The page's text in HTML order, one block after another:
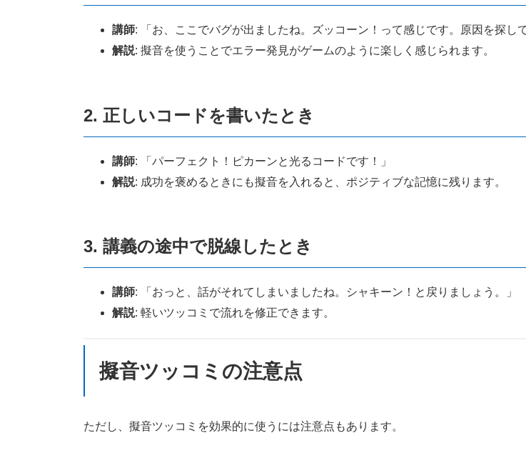
講師: 「お、ここでバグが出ましたね。ズッコーン！って感じです。原因を探し
解説: 擬音を使うことでエラー発見がゲームのように楽しく感じられます。
2. 正しいコードを書いたとき
講師: 「パーフェクト！ピカーンと光るコードです！」
解説: 成功を褒めるときにも擬音を入れると、ポジティブな記憶に残ります。
3. 講義の途中で脱線したとき
講師: 「おっと、話がそれてしまいましたね。シャキーン！と戻りましょう。」
解説: 軽いツッコミで流れを修正できます。
擬音ツッコミの注意点
ただし、擬音ツッコミを効果的に使うには注意点もあります。